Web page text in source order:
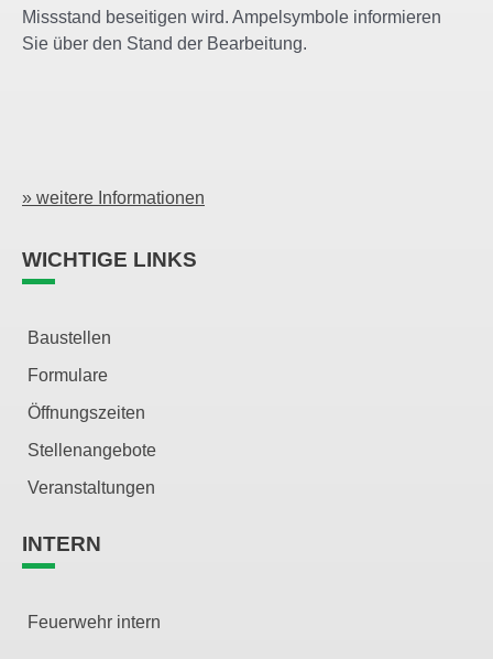
Missstand beseitigen wird. Ampelsymbole informieren
Sie über den Stand der Bearbeitung.
» weitere Informationen
WICHTIGE LINKS
Baustellen
Formulare
Öffnungszeiten
Stellenangebote
Veranstaltungen
INTERN
Feuerwehr intern